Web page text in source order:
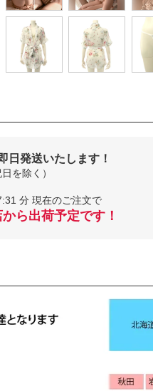
日発送いたします！
を除く）
分 現在のご注文で
ら出荷予定です！